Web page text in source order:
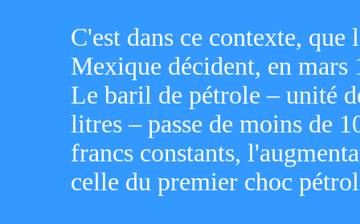
C'est dans ce contexte,
Mexique décident, en
Le baril de pétrole – unité
litres – passe de moins de
francs constants,
celle du premier choc